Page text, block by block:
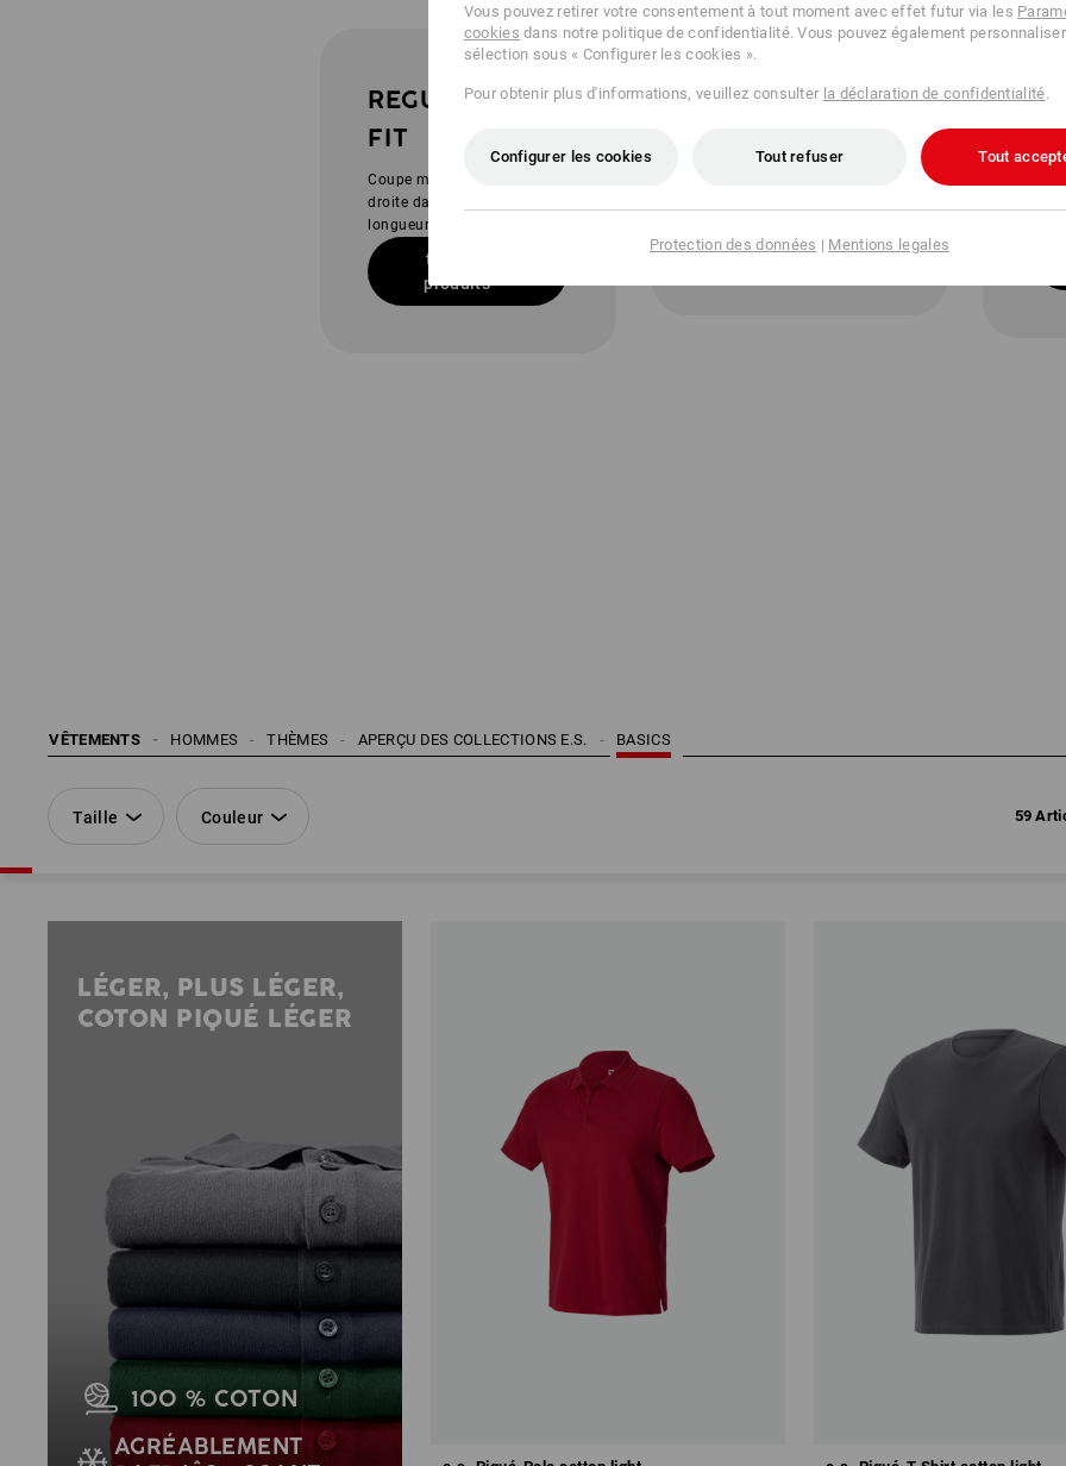
REGULAR
FIT
Coupe moderne et
droite dans une
longueur éprouvée
tous les
produits
LONG FIT
corps et manches
produits
aux
VÊTEMENTS BASICS
APERÇU DES COLLECTIONS E.S.
THÈMES
HOMMES
Taille Couleur 59
LÉGER, PLUS LÉGER,
COTON PIQUÉ LÉGER
100 % COTON
AGRÉABLEMENT
Vous pouvez retirer votre consentement à tout moment avec effet futur via les
cookies dans notre politique de confidentialité. Vous pouvez également
sélection sous « Configurer les cookies ».
Pour obtenir plus d'informations, veuillez consulter la déclaration de confidentialité.
Configurer les cookies Tout refuser Tout
Protection des données | Mentions legales